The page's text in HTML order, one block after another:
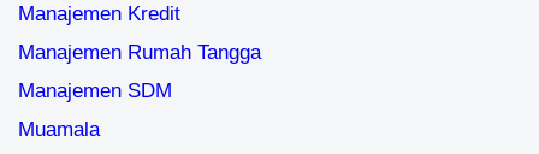
Manajemen Kredit
Manajemen Rumah Tangga
Manajemen SDM
Muamala